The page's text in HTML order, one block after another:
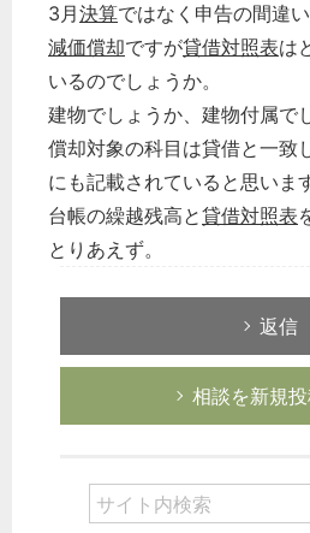
3月決算ではなく申告の間違
減価償却ですが貸借対照表は
いるのでしょうか。
建物でしょうか、建物付属で
償却対象の科目は貸借と一致
にも記載されていると思いま
台帳の繰越残高と貸借対照表
とりあえず。
返信
相談を新規